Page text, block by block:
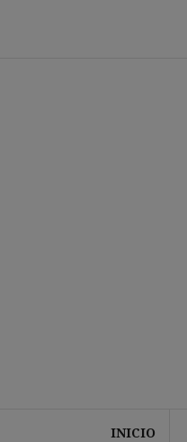
INICIO